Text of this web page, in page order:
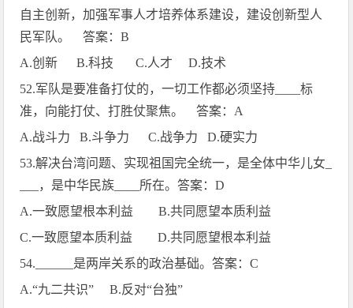
自主创新，加强军事人才培养体系建设，建设创新型人
民军队。 答案：B
A.创新 B.科技 C.人才 D.技术
52.军队是要准备打仗的，一切工作都必须坚持 ____标
准，向能打仗、打胜仗聚焦。 答案： A
A.战斗力 B.斗争力 C.战争力 D.硬实力
53.解决台湾问题、实现祖国完全统一，是全体中华儿女
，是中华民族 所在。答案：D
A.一致愿望根本利益 B.共同愿望本质利益
C.一致愿望本质利益 D.共同愿望根本利益
54.______ 是两岸关系的政治基础。答案：C
A.“九二共识” B.反对“台独”